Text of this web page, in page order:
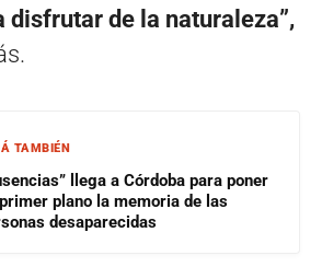
disfrutar de la naturaleza”,
TAMBIÉN
llega a Córdoba para poner
plano la memoria de las
desaparecidas